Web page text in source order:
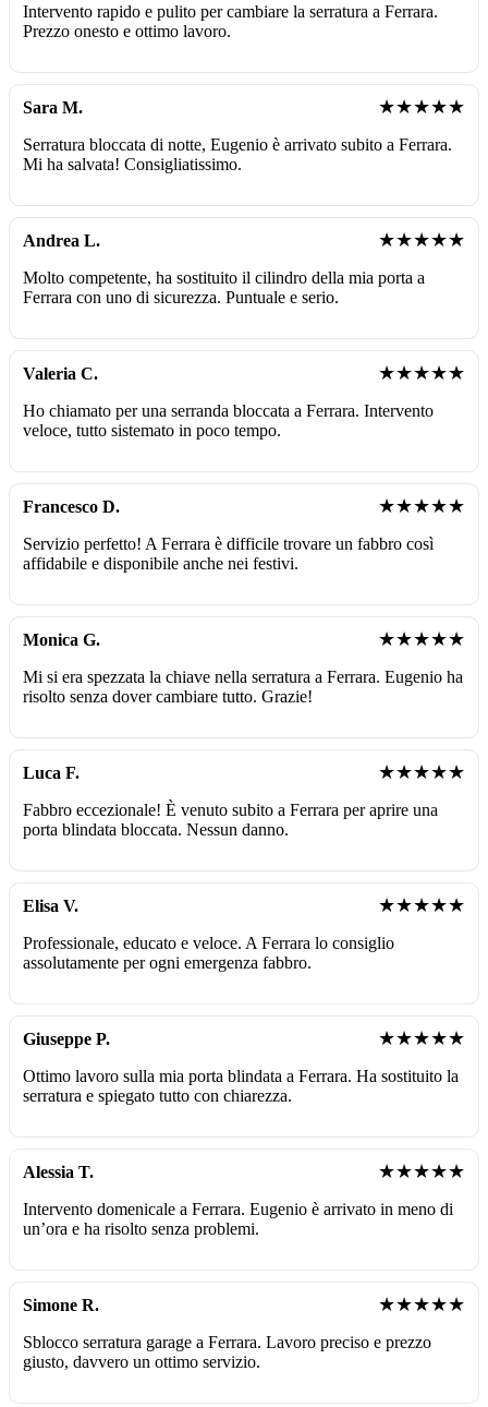
Intervento rapido e pulito per cambiare la serratura a Ferrara.
Prezzo onesto e ottimo lavoro.
Sara M. ★★★★★
Serratura bloccata di notte, Eugenio è arrivato subito a Ferrara.
Mi ha salvata! Consigliatissimo.
Andrea L. ★★★★★
Molto competente, ha sostituito il cilindro della mia porta a
Ferrara con uno di sicurezza. Puntuale e serio.
Valeria C. ★★★★★
Ho chiamato per una serranda bloccata a Ferrara. Intervento
veloce, tutto sistemato in poco tempo.
Francesco D. ★★★★★
Servizio perfetto! A Ferrara è difficile trovare un fabbro così
affidabile e disponibile anche nei festivi.
Monica G. ★★★★★
Mi si era spezzata la chiave nella serratura a Ferrara. Eugenio ha
risolto senza dover cambiare tutto. Grazie!
Luca F. ★★★★★
Fabbro eccezionale! È venuto subito a Ferrara per aprire una
porta blindata bloccata. Nessun danno.
Elisa V. ★★★★★
Professionale, educato e veloce. A Ferrara lo consiglio
assolutamente per ogni emergenza fabbro.
Giuseppe P. ★★★★★
Ottimo lavoro sulla mia porta blindata a Ferrara. Ha sostituito la
serratura e spiegato tutto con chiarezza.
Alessia T. ★★★★★
Intervento domenicale a Ferrara. Eugenio è arrivato in meno di
un’ora e ha risolto senza problemi.
Simone R. ★★★★★
Sblocco serratura garage a Ferrara. Lavoro preciso e prezzo
giusto, davvero un ottimo servizio.